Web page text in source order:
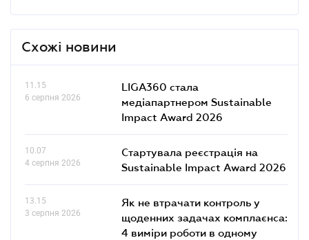
Схожі новини
11.15
6 серпня 2026
LIGA360 стала
медіапартнером Sustainable
Impact Award 2026
10.07
4 серпня 2026
Стартувала реєстрація на
Sustainable Impact Award 2026
13.15
3 серпня 2026
Як не втрачати контроль у
щоденних задачах комплаєнса:
4 виміри роботи в одному